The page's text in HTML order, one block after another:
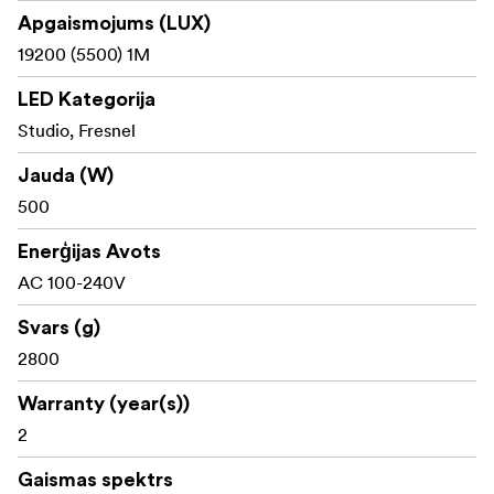
padarot tās par ideālu izvēli jebkurai apgaismojuma
uzstādīšanai.
Kas ir iepakojumā:
Zhiyun B500 Light x1
Bowens standarta atstarotājs x1
Ātrā lietošanas pamācība x1
Apgaismojums (LUX)
19200 (5500) 1M
LED Kategorija
Studio, Fresnel
Jauda (W)
500
Enerģijas Avots
AC 100-240V
Svars (g)
2800
Warranty (year(s))
2
Gaismas spektrs